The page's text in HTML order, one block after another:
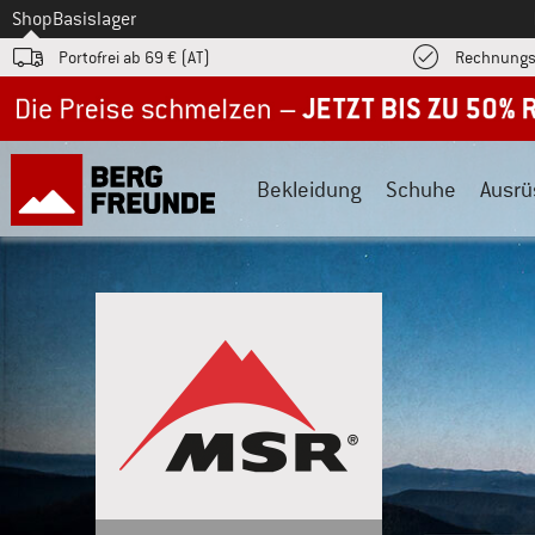
Zum
ShopBasislager
Portofrei ab 69 € (AT)
Bekleidung Schuhe